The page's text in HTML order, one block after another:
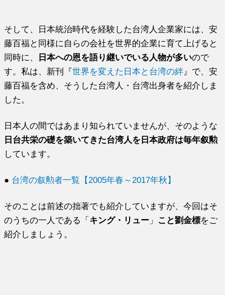
そして、日本統治時代を経験した台湾人企業家には、安
藤百福と同様に自らの会社を世界的企業に育て上げると
同時に、
日本への恩を語り継いでいる人物が多いので
す。私は、新刊『世界を変えた日本と台湾の絆 』で、安
藤百福を含め、そうした台湾人・台湾出身者を紹介しま
した。
日本人の間ではあまり知られていませんが、そのような
日台共栄の礎を築いてきた台湾人を日本政府は毎年叙勲
しています。
● 台湾の叙勲者一覧【2005年春～2017年秋】
そのことは前述の拙著でも紹介していますが、今回はそ
のうちの一人である「 キング・リュー 」 こと劉金標をご
紹介しましょう。